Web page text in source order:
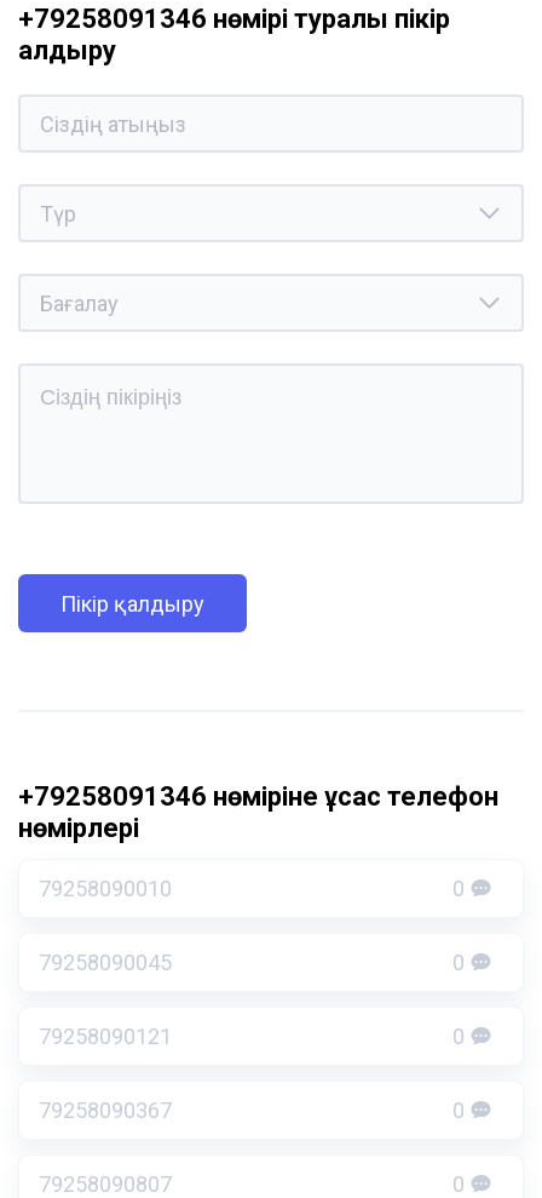
+79258091346 нөмірі туралы пікір
қалдыру
Пікір қалдыру
+79258091346 нөміріне ұқсас телефон
нөмірлері
79258090010 0
79258090045 0
79258090121 0
79258090367 0
79258090807 0